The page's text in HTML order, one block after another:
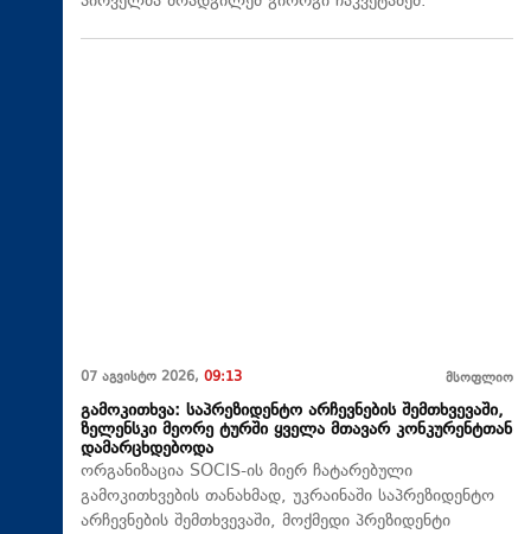
07 აგვისტო 2026, 09:13 მსოფლიო
გამოკითხვა: საპრეზიდენტო არჩევნების შემთხვევაში,
ზელენსკი მეორე ტურში ყველა მთავარ კონკურენტთან
დამარცხდებოდა
ორგანიზაცია SOCIS-ის მიერ ჩატარებული
გამოკითხვების თანახმად, უკრაინაში საპრეზიდენტო
არჩევნების შემთხვევაში, მოქმედი პრეზიდენტი